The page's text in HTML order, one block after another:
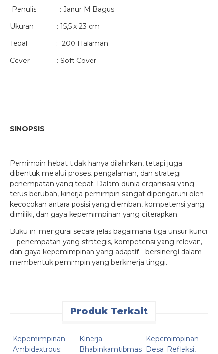
Penulis : Janur M Bagus
Ukuran : 15,5 x 23 cm
Tebal : 200 Halaman
Cover : Soft Cover
SINOPSIS
Pemimpin hebat tidak hanya dilahirkan, tetapi juga
dibentuk melalui proses, pengalaman, dan strategi
penempatan yang tepat. Dalam dunia organisasi yang
terus berubah, kinerja pemimpin sangat dipengaruhi oleh
kecocokan antara posisi yang diemban, kompetensi yang
dimiliki, dan gaya kepemimpinan yang diterapkan.
Buku ini mengurai secara jelas bagaimana tiga unsur kunci
—penempatan yang strategis, kompetensi yang relevan,
dan gaya kepemimpinan yang adaptif—bersinergi dalam
membentuk pemimpin yang berkinerja tinggi.
Produk Terkait
Kepemimpinan
Ambidextrous:
Kinerja
Bhabinkamtibmas
Kepemimpinan
Desa: Refleksi,